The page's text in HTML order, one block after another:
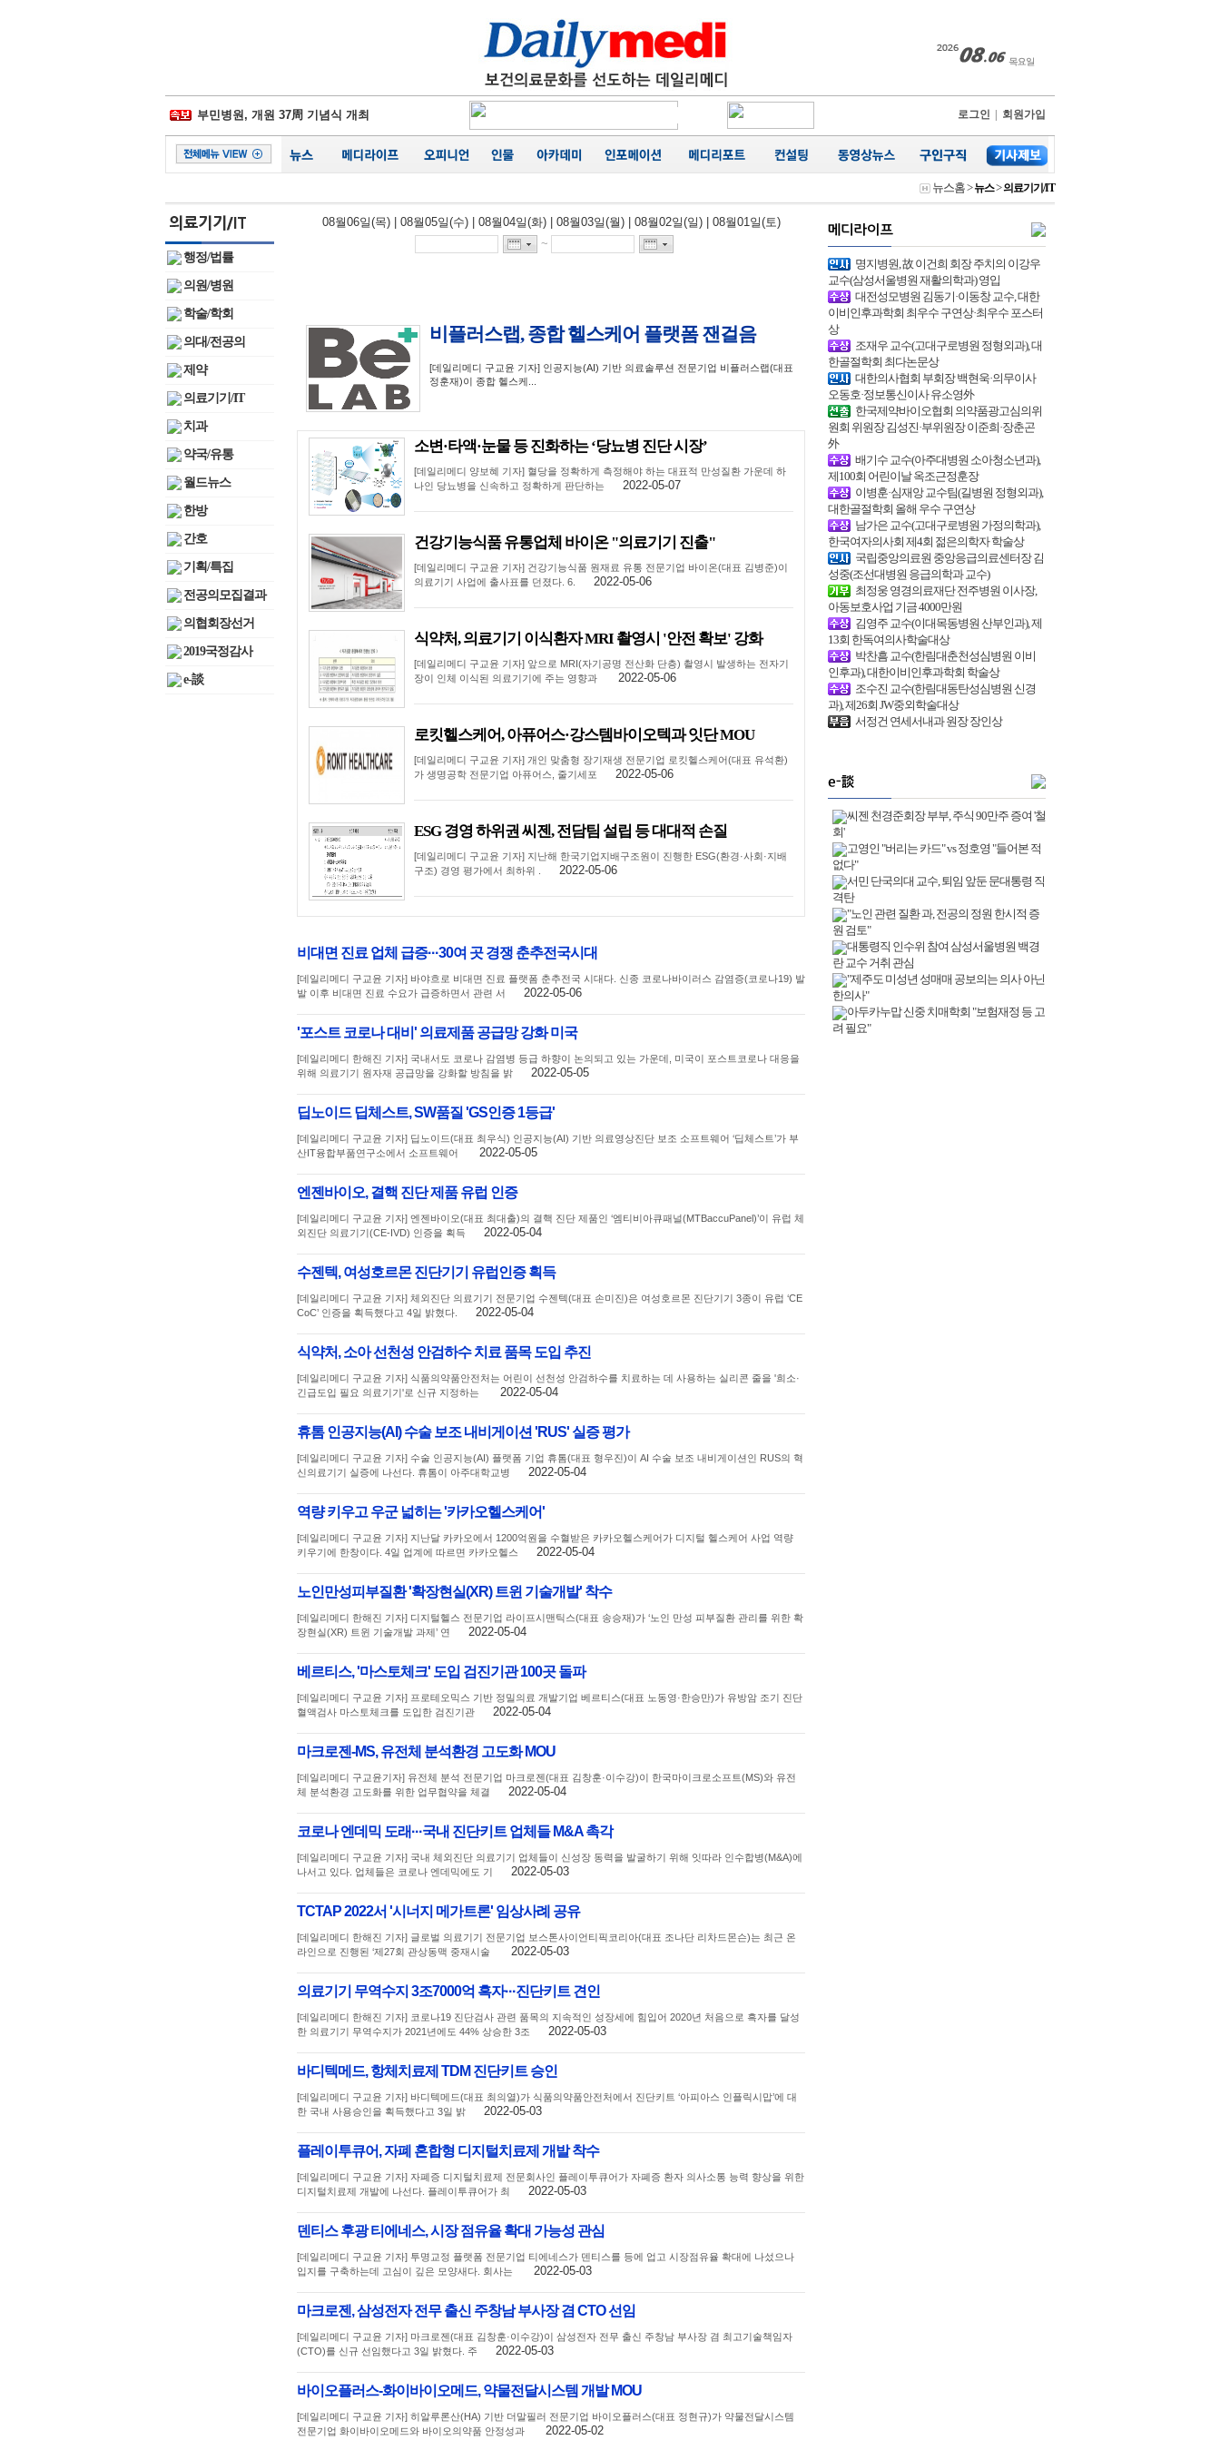
경찰병원, 어버이날 맞아 입원환자에 카네이션
부민병원, 개원 37周 기념식 개최
일동후디스, ‘어버이날 선물 이벤트' 진행
김포우리병원, '이웃사랑 그리기 대회' 성료
서울대병원, 베트남에 검진시스템 이식
시화병원, 심폐소생술 모의훈련‧실기평가
서울성모 정찬권 교수, WHO 교과서 공동집필
백악관, 하반기 코로나19 확진 1억명 가능성 경
삼성물산-제일모직 합병 무효소송 6년만에 '마무
로그인 회원가입
뉴스홈>뉴스>의료기기/IT
행정/법률
의원/병원
학술/학회
의대/전공의
제약
의료기기/IT
치과
약국/유통
월드뉴스
한방
간호
기획/특집
전공의모집결과
의협회장선거
2019국정감사
e-談
08월06일(목)| 08월05일(수)| 08월04일(화)| 08월03일(월)| 08월02일(일)| 08월01일(토)
~
비플러스랩, 종합 헬스케어 플랫폼 잰걸음
[데일리메디 구교윤 기자] 인공지능(AI) 기반 의료솔루션 전문기업 비플러스랩(대표
정훈재)이 종합 헬스케...
소변·타액·눈물 등 진화하는 ‘당뇨병 진단 시장’
[데일리메디 양보혜 기자] 혈당을 정확하게 측정해야 하는 대표적 만성질환 가운데 하
나인 당뇨병을 신속하고 정확하게 판단하는
2022-05-07
건강기능식품 유통업체 바이온 "의료기기 진출"
[데일리메디 구교윤 기자] 건강기능식품 원재료 유통 전문기업 바이온(대표 김병준)이
의료기기 사업에 출사표를 던졌다. 6.
2022-05-06
식약처, 의료기기 이식환자 MRI 촬영시 '안전 확보' 강화
[데일리메디 구교윤 기자] 앞으로 MRI(자기공명 전산화 단층) 촬영시 발생하는 전자기
장이 인체 이식된 의료기기에 주는 영향과
2022-05-06
로킷헬스케어, 아퓨어스·강스템바이오텍과 잇단 MOU
[데일리메디 구교윤 기자] 개인 맞춤형 장기재생 전문기업 로킷헬스케어(대표 유석환)
가 생명공학 전문기업 아퓨어스, 줄기세포
2022-05-06
ESG 경영 하위권 씨젠, 전담팀 설립 등 대대적 손질
[데일리메디 구교윤 기자] 지난해 한국기업지배구조원이 진행한 ESG(환경·사회·지배
구조) 경영 평가에서 최하위 .
2022-05-06
비대면 진료 업체 급증···30여 곳 경쟁 춘추전국시대
[데일리메디 구교윤 기자] 바야흐로 비대면 진료 플랫폼 춘추전국 시대다. 신종 코로나바이러스 감염증(코로나19) 발
발 이후 비대면 진료 수요가 급증하면서 관련 서
2022-05-06
'포스트 코로나 대비' 의료제품 공급망 강화 미국
[데일리메디 한해진 기자] 국내서도 코로나 감염병 등급 하향이 논의되고 있는 가운데, 미국이 포스트코로나 대응을
위해 의료기기 원자재 공급망을 강화할 방침을 밝
2022-05-05
딥노이드 딥체스트, SW품질 'GS인증 1등급'
[데일리메디 구교윤 기자] 딥노이드(대표 최우식) 인공지능(AI) 기반 의료영상진단 보조 소프트웨어 ‘딥체스트’가 부
산IT융합부품연구소에서 소프트웨어
2022-05-05
엔젠바이오, 결핵 진단 제품 유럽 인증
[데일리메디 구교윤 기자] 엔젠바이오(대표 최대출)의 결핵 진단 제품인 ‘엠티비아큐패널(MTBaccuPanel)’이 유럽 체
외진단 의료기기(CE-IVD) 인증을 획득
2022-05-04
수젠텍, 여성호르몬 진단기기 유럽인증 획득
[데일리메디 구교윤 기자] 체외진단 의료기기 전문기업 수젠텍(대표 손미진)은 여성호르몬 진단기기 3종이 유럽 ‘CE
CoC’ 인증을 획득했다고 4일 밝혔다.
2022-05-04
식약처, 소아 선천성 안검하수 치료 품목 도입 추진
[데일리메디 구교윤 기자] 식품의약품안전처는 어린이 선천성 안검하수를 치료하는 데 사용하는 실리콘 줄을 '희소·
긴급도입 필요 의료기기'로 신규 지정하는
2022-05-04
휴톰 인공지능(AI) 수술 보조 내비게이션 'RUS' 실증 평가
[데일리메디 구교윤 기자] 수술 인공지능(AI) 플랫폼 기업 휴톰(대표 형우진)이 AI 수술 보조 내비게이션인 RUS의 혁
신의료기기 실증에 나선다. 휴톰이 아주대학교병
2022-05-04
역량 키우고 우군 넓히는 '카카오헬스케어'
[데일리메디 구교윤 기자] 지난달 카카오에서 1200억원을 수혈받은 카카오헬스케어가 디지털 헬스케어 사업 역량
키우기에 한창이다. 4일 업계에 따르면 카카오헬스
2022-05-04
노인만성피부질환 '확장현실(XR) 트윈 기술개발' 착수
[데일리메디 한해진 기자] 디지털헬스 전문기업 라이프시맨틱스(대표 송승재)가 ‘노인 만성 피부질환 관리를 위한 확
장현실(XR) 트윈 기술개발 과제’ 연
2022-05-04
베르티스, '마스토체크' 도입 검진기관 100곳 돌파
[데일리메디 구교윤 기자] 프로테오믹스 기반 정밀의료 개발기업 베르티스(대표 노동영·한승만)가 유방암 조기 진단
혈액검사 마스토체크를 도입한 검진기관
2022-05-04
마크로젠-MS, 유전체 분석환경 고도화 MOU
[데일리메디 구교윤기자] 유전체 분석 전문기업 마크로젠(대표 김창훈·이수강)이 한국마이크로소프트(MS)와 유전
체 분석환경 고도화를 위한 업무협약을 체결
2022-05-04
코로나 엔데믹 도래···국내 진단키트 업체들 M&A 촉각
[데일리메디 구교윤 기자] 국내 체외진단 의료기기 업체들이 신성장 동력을 발굴하기 위해 잇따라 인수합병(M&A)에
나서고 있다. 업체들은 코로나 엔데믹에도 기
2022-05-03
TCTAP 2022서 '시너지 메가트론' 임상사례 공유
[데일리메디 한해진 기자] 글로벌 의료기기 전문기업 보스톤사이언티픽코리아(대표 조나단 리차드몬슨)는 최근 온
라인으로 진행된 ‘제27회 관상동맥 중재시술
2022-05-03
의료기기 무역수지 3조7000억 흑자···진단키트 견인
[데일리메디 한해진 기자] 코로나19 진단검사 관련 품목의 지속적인 성장세에 힘입어 2020년 처음으로 흑자를 달성
한 의료기기 무역수지가 2021년에도 44% 상승한 3조
2022-05-03
바디텍메드, 항체치료제 TDM 진단키트 승인
[데일리메디 구교윤 기자] 바디텍메드(대표 최의열)가 식품의약품안전처에서 진단키트 ‘아피아스 인플릭시맙’에 대
한 국내 사용승인을 획득했다고 3일 밝
2022-05-03
플레이투큐어, 자폐 혼합형 디지털치료제 개발 착수
[데일리메디 구교윤 기자] 자폐증 디지털치료제 전문회사인 플레이투큐어가 자폐증 환자 의사소통 능력 향상을 위한
디지털치료제 개발에 나선다. 플레이투큐어가 최
2022-05-03
덴티스 후광 티에네스, 시장 점유율 확대 가능성 관심
[데일리메디 구교윤 기자] 투명교정 플랫폼 전문기업 티에네스가 덴티스를 등에 업고 시장점유율 확대에 나섰으나
입지를 구축하는데 고심이 깊은 모양새다. 회사는
2022-05-03
마크로젠, 삼성전자 전무 출신 주창남 부사장 겸 CTO 선임
[데일리메디 구교윤 기자] 마크로젠(대표 김창훈·이수강)이 삼성전자 전무 출신 주창남 부사장 겸 최고기술책임자
(CTO)를 신규 선임했다고 3일 밝혔다. 주
2022-05-03
바이오플러스-화이바이오메드, 약물전달시스템 개발 MOU
[데일리메디 구교윤 기자] 히알루론산(HA) 기반 더말필러 전문기업 바이오플러스(대표 정현규)가 약물전달시스템
전문기업 화이바이오메드와 바이오의약품 안정성과
2022-05-02
명지병원, 故 이건희 회장 주치의 이강우
교수(삼성서울병원 재활의학과) 영입
대전성모병원 김동기·이동창 교수, 대한
이비인후과학회 최우수 구연상·최우수 포스터
상
조재우 교수(고대구로병원 정형외과), 대
한골절학회 최다논문상
대한의사협회 부회장 백현욱·의무이사
오동호·정보통신이사 유소영外
한국제약바이오협회 의약품광고심의위
원회 위원장 김성진·부위원장 이준희·장춘곤
外
배기수 교수(아주대병원 소아청소년과),
제100회 어린이날 옥조근정훈장
이병훈·심재앙 교수팀(길병원 정형외과),
대한골절학회 올해 우수 구연상
남가은 교수(고대구로병원 가정의학과),
한국여자의사회 제4회 젊은의학자 학술상
국립중앙의료원 중앙응급의료센터장 김
성중(조선대병원 응급의학과 교수)
최정웅 영경의료재단 전주병원 이사장,
아동보호사업 기금 4000만원
김영주 교수(이대목동병원 산부인과), 제
13회 한독여의사학술대상
박찬흠 교수(한림대춘천성심병원 이비
인후과), 대한이비인후과학회 학술상
조수진 교수(한림대동탄성심병원 신경
과), 제26회 JW중외학술대상
서정건 연세서내과 원장 장인상
씨젠 천경준회장 부부, 주식 90만주 증여 '철
회'
고영인 "버리는 카드" vs 정호영 "들어본 적
없다"
서민 단국의대 교수, 퇴임 앞둔 문대통령 직
격탄
"노인 관련 질환 과, 전공의 정원 한시적 증
원 검토"
대통령직 인수위 참여 삼성서울병원 백경
란 교수 거취 관심
"제주도 미성년 성매매 공보의는 의사 아닌
한의사"
아두카누맙 신중 치매학회 "보험재정 등 고
려 필요"